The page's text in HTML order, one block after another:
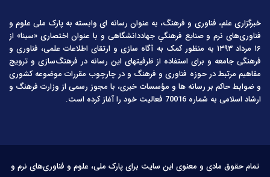
خبرگزاری علم، فناوری و فرهنگ، به عنوان رسانه ای وابسته به پارک ملی علوم و
فناوری‌های نرم و صنایع فرهنگیِ جهاددانشگاهی و با عنوان اختصاری «سینا» از
۱۶ مرداد ۱۳۹۳ به منظور کمک به آگاه سازی و ارتقای اطلاعات علمی، فناوری و
فرهنگی جامعه و برای استفاده از ظرفیتهای این رسانه در فرهنگ‌سازی و ترویج
مفاهیم مرتبط در حوزه فناوری و فرهنگ و در چارچوب مقررات موضوعه کشوری
و ضوابط حاکم بر رسانه ها و مؤسسات خبری، با مجوز رسمی از وزارت فرهنگ و
ارشاد اسلامی به شماره 70016 فعالیت خود را آغاز کرده است.
تمام حقوق مادی و معنوی این سایت برای پارک ملی، علوم و فناوری‌های نرم و